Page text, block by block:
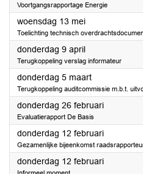
Voortgangsrapportage Energie
woensdag 13 mei2026
Toelichting technisch
donderdag 9 april2026
Terugkoppeling verslag informateur
donderdag 5 maart2026
Terugkoppeling auditcommissie m.b.t.
donderdag 26 februari2026
Evaluatierapport De Basis
donderdag 12 februari2026
Gezamenlijke bijeenkomst
donderdag 12 februari2026